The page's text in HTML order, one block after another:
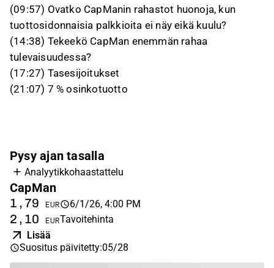
(09:57) Ovatko CapManin rahastot huonoja, kun
tuottosidonnaisia palkkioita ei näy eikä kuulu?
(14:38) Tekeekö CapMan enemmän rahaa
tulevaisuudessa?
(17:27) Tasesijoitukset
(21:07) 7 % osinkotuotto
Pysy ajan tasalla
Analyytikkohaastattelu
CapMan
1,79 EUR 6/1/26, 4:00 PM
2,10 EURTavoitehinta
Lisää
Suositus päivitetty:05/28